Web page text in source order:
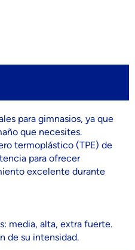
para gimnasios, ya que
que necesites.
termoplástico (TPE) de
para ofrecer
excelente durante
media, alta, extra fuerte.
de su intensidad.